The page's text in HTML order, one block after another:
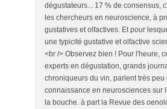
dégustateurs... 17 % de consensus,
les chercheurs en neuroscience, à
gustatives et olfactives. Et pour
une typicité gustative et olfactive
<br /> Observez bien ! Pour l'heure,
experts en dégustation, grands
chroniqueurs du vin, parlent très peu
connaissance en neurosciences sur
la bouche. à part la Revue des